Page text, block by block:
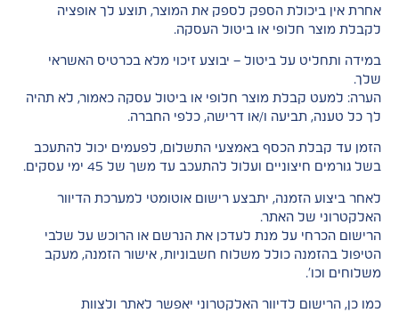
אחרת אין ביכולת הספק לספק את המוצר, תוצע לך אופציה
לקבלת מוצר חלופי או ביטול העסקה.
במידה ותחליט על ביטול – יבוצע זיכוי מלא בכרטיס האשראי
שלך.
הערה: למעט קבלת מוצר חלופי או ביטול עסקה כאמור, לא תהיה
לך כל טענה, תביעה ו/או דרישה, כלפי החברה.
הזמן עד קבלת הכסף באמצעי התשלום, לפעמים יכול להתעכב
בשל גורמים חיצוניים ועלול להתעכב עד משך של 45 ימי עסקים.
לאחר ביצוע הזמנה, יתבצע רישום אוטומטי למערכת הדיוור
האלקטרוני של האתר.
הרישום הכרחי על מנת לעדכן את הנרשם או הרוכש על שלבי
הטיפול בהזמנה כולל משלוח חשבוניות, אישור הזמנה, מעקב
משלוחים וכו’.
כמו כן, הרישום לדיוור האלקטרוני יאפשר לאתר ולצוות